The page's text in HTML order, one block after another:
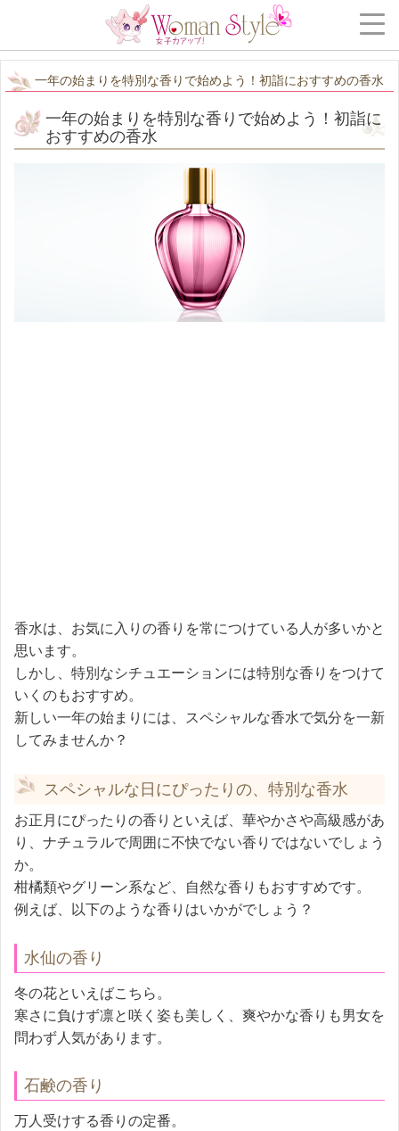
一年の始まりを特別な香りで始めよう！初詣におすすめの香水
一年の始まりを特別な香りで始めよう！初詣に
おすすめの香水
香水は、お気に入りの香りを常につけている人が多いかと
思います。
しかし、特別なシチュエーションには特別な香りをつけて
いくのもおすすめ。
新しい一年の始まりには、スペシャルな香水で気分を一新
してみませんか？
スペシャルな日にぴったりの、特別な香水
お正月にぴったりの香りといえば、華やかさや高級感があ
り、ナチュラルで周囲に不快でない香りではないでしょう
か。
柑橘類やグリーン系など、自然な香りもおすすめです。
例えば、以下のような香りはいかがでしょう？
水仙の香り
冬の花といえばこちら。
寒さに負けず凛と咲く姿も美しく、爽やかな香りも男女を
問わず人気があります。
石鹸の香り
万人受けする香りの定番。